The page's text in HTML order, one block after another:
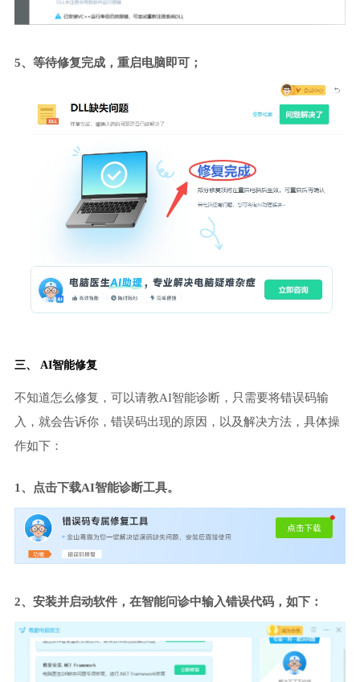
5、等待修复完成，重启电脑即可；
三、 AI智能修复
不知道怎么修复，可以请教AI智能诊断，只需要将错误码输
入，就会告诉你，错误码出现的原因，以及解决方法，具体操
作如下：
1、点击下载AI智能诊断工具。
2、安装并启动软件，在智能问诊中输入错误代码，如下：